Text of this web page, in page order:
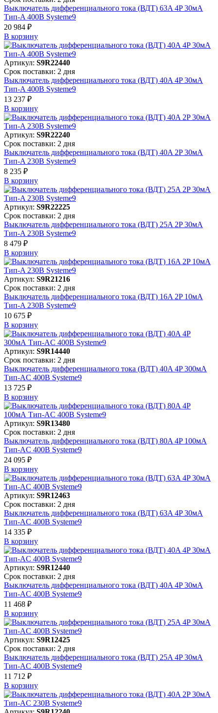
Выключатель дифференциального тока (ВДТ) 63A 4P 30мА
Тип-A 400В Systeme9
20 984 ₽
В корзинy
Артикул: S9R22440
Срок поставки: 2 дня
Выключатель дифференциального тока (ВДТ) 40A 4P 30мА
Тип-A 400В Systeme9
13 237 ₽
В корзинy
Артикул: S9R22240
Срок поставки: 2 дня
Выключатель дифференциального тока (ВДТ) 40A 2P 30мА
Тип-A 230В Systeme9
8 235 ₽
В корзинy
Артикул: S9R22225
Срок поставки: 2 дня
Выключатель дифференциального тока (ВДТ) 25A 2P 30мА
Тип-A 230В Systeme9
8 479 ₽
В корзинy
Артикул: S9R21216
Срок поставки: 2 дня
Выключатель дифференциального тока (ВДТ) 16A 2P 10мА
Тип-A 230В Systeme9
10 675 ₽
В корзинy
Артикул: S9R14440
Срок поставки: 2 дня
Выключатель дифференциального тока (ВДТ) 40A 4P 300мА
Тип-AC 400В Systeme9
13 725 ₽
В корзинy
Артикул: S9R13480
Срок поставки: 2 дня
Выключатель дифференциального тока (ВДТ) 80A 4P 100мА
Тип-AC 400В Systeme9
24 095 ₽
В корзинy
Артикул: S9R12463
Срок поставки: 2 дня
Выключатель дифференциального тока (ВДТ) 63A 4P 30мА
Тип-AC 400В Systeme9
14 335 ₽
В корзинy
Артикул: S9R12440
Срок поставки: 2 дня
Выключатель дифференциального тока (ВДТ) 40A 4P 30мА
Тип-AC 400В Systeme9
11 468 ₽
В корзинy
Артикул: S9R12425
Срок поставки: 2 дня
Выключатель дифференциального тока (ВДТ) 25A 4P 30мА
Тип-AC 400В Systeme9
11 712 ₽
В корзинy